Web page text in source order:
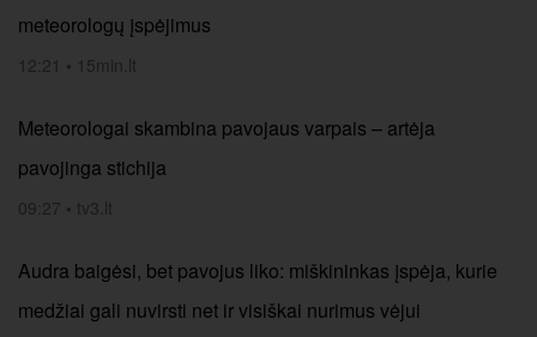
meteorologų įspėjimus
12:21 • 15min.lt
Meteorologai skambina pavojaus varpais – artėja
pavojinga stichija
09:27 • tv3.lt
Audra baigėsi, bet pavojus liko: miškininkas įspėja, kurie
medžiai gali nuvirsti net ir visiškai nurimus vėjui